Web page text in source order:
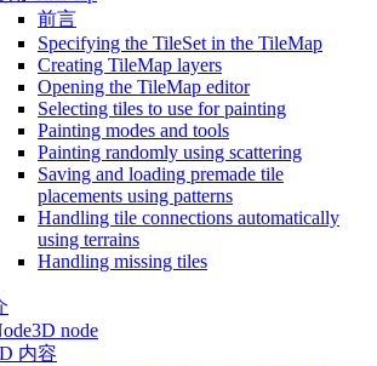
前言
Specifying the TileSet in the TileMap
Creating TileMap layers
Opening the TileMap editor
Selecting tiles to use for painting
Painting modes and tools
Painting randomly using scattering
Saving and loading premade tile
placements using patterns
Handling tile connections automatically
using terrains
Handling missing tiles
node
内容